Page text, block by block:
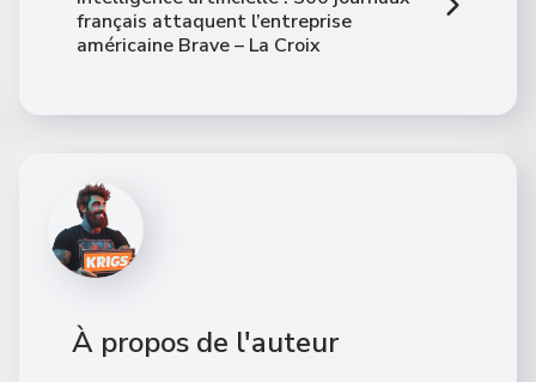
français attaquent l’entreprise
américaine Brave – La Croix
À propos de l'auteur